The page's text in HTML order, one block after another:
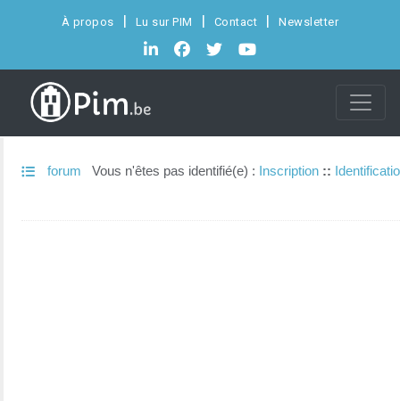
À propos Lu sur PIM Contact Newsletter
forum Vous n'êtes pas identifié(e) : Inscription ::